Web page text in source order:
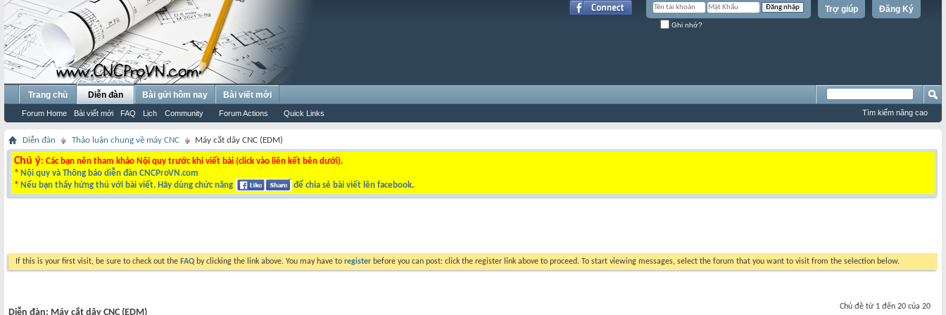
Đăng Ký
Trợ giúp
Ghi nhớ?
Trang chủ Diễn đàn
Forum Home Bài viết mới FAQ Lịch Community Forum Actions Quick Links
Bài gửi hôm nay Bài viết mới
Tìm kiếm nâng cao
Diễn đàn Thảo luận chung về máy CNC Máy cắt dây CNC (EDM)
Chú ý: Các bạn nên tham khảo Nội quy trước khi viết bài (click vào liên kết bên dưới).
* Nội quy và Thông báo diễn đàn CNCProVN.com
* Nếu bạn thấy hứng thú với bài viết. Hãy dùng chức năng để chia sẻ bài viết lên facebook.
If this is your first visit, be sure to check out the FAQ by clicking the link above. You may have to register before you can post: click the register link above to proceed. To start viewing messages, select the forum that you want to visit from the selection below.
Chủ đề từ 1 đến 20 của 20
Diễn đàn: Máy cắt dây CNC (EDM)